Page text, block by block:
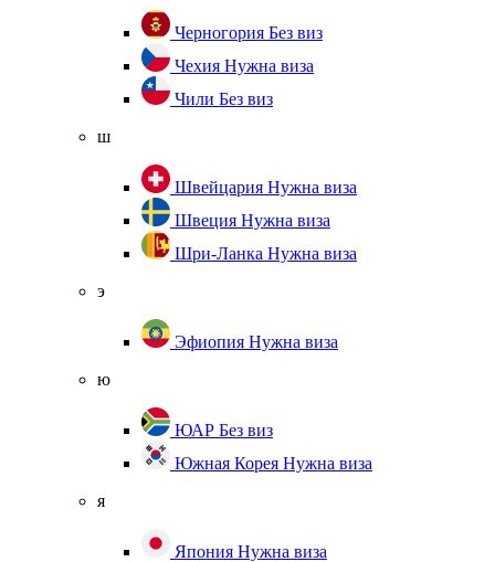
Черногория Без виз
Чехия Нужна виза
Чили Без виз
ш
Швейцария Нужна виза
Швеция Нужна виза
Шри-Ланка Нужна виза
э
Эфиопия Нужна виза
ю
ЮАР Без виз
Южная Корея Нужна виза
я
Япония Нужна виза